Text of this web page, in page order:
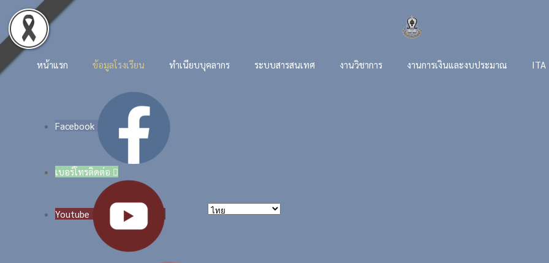
Skip to main content
หน้าแรก ข้อมูลโรงเรียน ทำเนียบบุคลากร ระบบสารสนเทศ งานวิชาการ งานการเงินและงบประมาณ ITA
Facebook
เบอร์โทรติดต่อ 
Youtube